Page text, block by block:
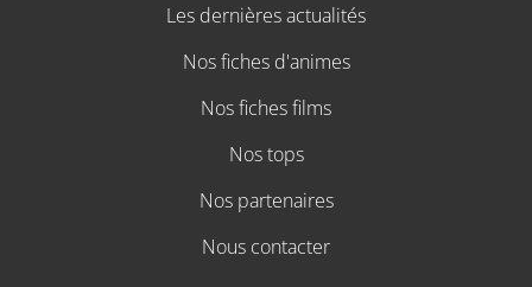
Les dernières actualités
Nos fiches d'animes
Nos fiches films
Nos tops
Nos partenaires
Nous contacter